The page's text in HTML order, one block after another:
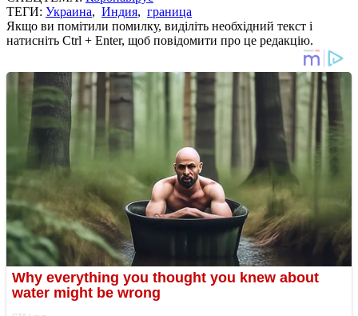
ТЕГИ: Украина, Индия, граница
Якщо ви помітили помилку, виділіть необхідний текст і
натисніть Ctrl + Enter, щоб повідомити про це редакцію.